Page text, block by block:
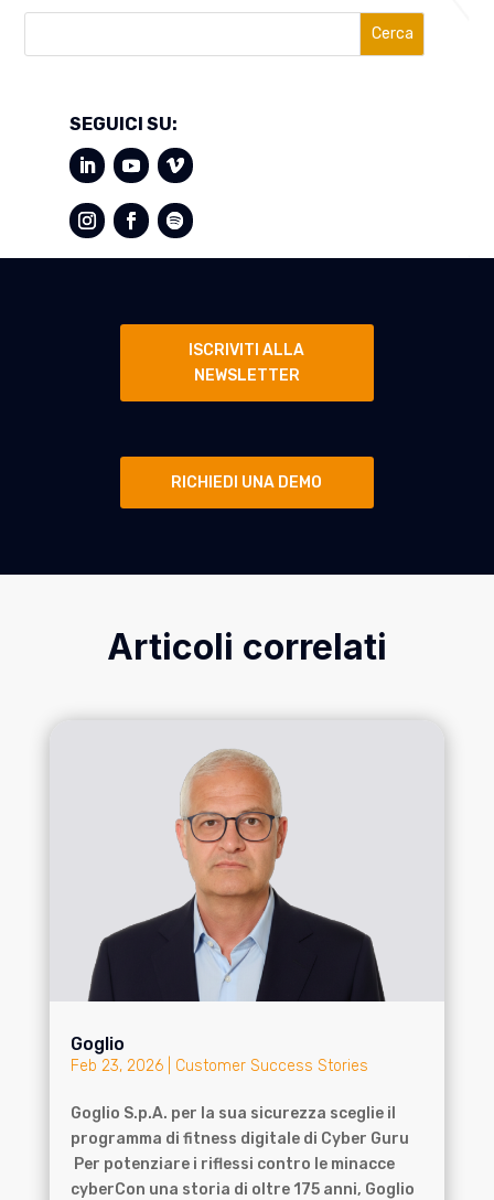
Cerca
SEGUICI SU:
ISCRIVITI ALLA
NEWSLETTER
RICHIEDI UNA DEMO
Articoli correlati
Goglio
Feb 23, 2026| Customer Success Stories
Goglio S.p.A. per la sua sicurezza sceglie il
programma di fitness digitale di Cyber Guru
Per potenziare i riflessi contro le minacce
cyberCon una storia di oltre 175 anni, Goglio